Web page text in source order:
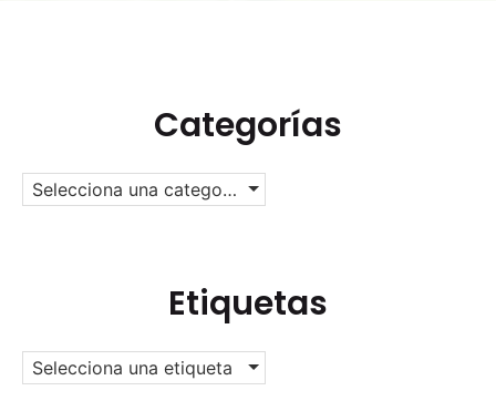
Categorías
Selecciona una categoría
Etiquetas
Selecciona una etiqueta